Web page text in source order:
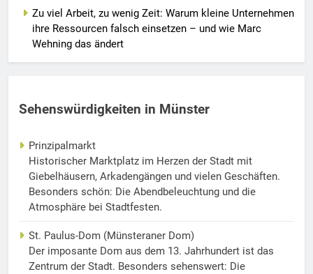
Zu viel Arbeit, zu wenig Zeit: Warum kleine Unternehmen
ihre Ressourcen falsch einsetzen – und wie Marc
Wehning das ändert
Sehenswürdigkeiten in Münster
Prinzipalmarkt
Historischer Marktplatz im Herzen der Stadt mit
Giebelhäusern, Arkadengängen und vielen Geschäften.
Besonders schön: Die Abendbeleuchtung und die
Atmosphäre bei Stadtfesten.
St. Paulus-Dom (Münsteraner Dom)
Der imposante Dom aus dem 13. Jahrhundert ist das
Zentrum der Stadt. Besonders sehenswert: Die